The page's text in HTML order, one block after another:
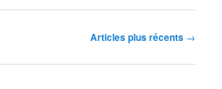
Articles plus récents →